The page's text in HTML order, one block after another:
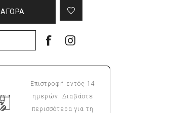
ΑΓΟΡΆ
Επιστροφή εντός 14
ημερών. Διαβάστε
περισσότερα για τη